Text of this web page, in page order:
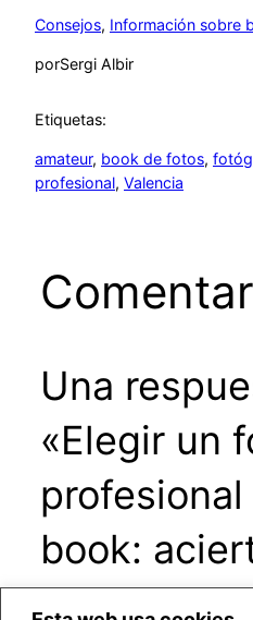
Consejos, Información sobre
porSergi Albir
Etiquetas:
amateur, book de fotos,
profesional, Valencia
Una
«Elegir un
book: